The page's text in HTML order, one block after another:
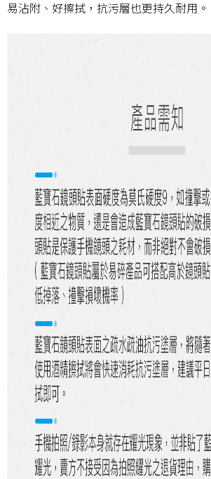
易沾附、好擦拭，抗污層也更持久耐用。